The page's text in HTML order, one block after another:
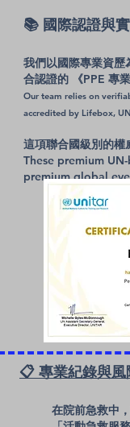
📚 國際認證與
我們以國際專業資
合認證的 《PPE 專
Our team relies on
accredited by Lifebox,
這項聯合國級別的權
These premium
premium global
📋 專業紀錄與
在院前急救中